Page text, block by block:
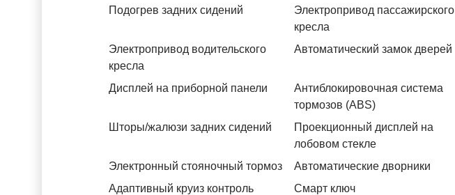
Подогрев задних сидений
Электропривод пассажирского
кресла
Электропривод водительского
кресла
Автоматический замок дверей
Дисплей на приборной панели
Антиблокировочная система
тормозов (ABS)
Шторы/жалюзи задних сидений
Проекционный дисплей на
лобовом стекле
Электронный стояночный тормоз
Автоматические дворники
Адаптивный круиз контроль
Смарт ключ